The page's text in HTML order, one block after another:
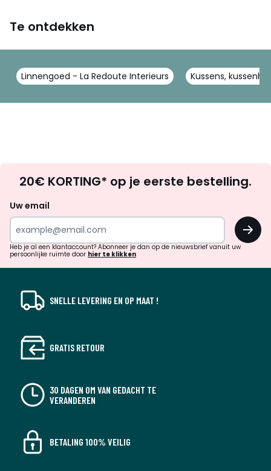
Te ontdekken
Linnengoed - La Redoute Interieurs Kussens,
zoek
inspiratie
verrassingen?
20€ KORTING* op je eerste bestelling.
Uw email
OK
Heb je al een klantaccount? Abonneer je dan op de nieuwsbrief vanuit uw
persoonlijke ruimte door hier te klikken
SNELLE LEVERING EN OP MAAT !
GRATIS RETOUR
30 DAGEN OM VAN GEDACHT TE
VERANDEREN
BETALING 100% VEILIG